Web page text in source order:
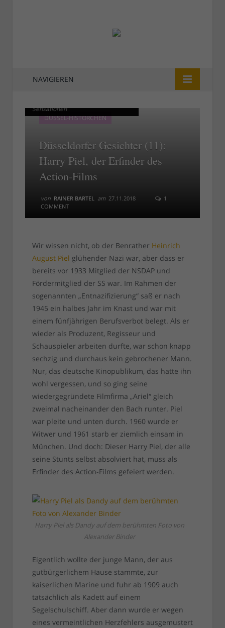
NAVIGIEREN
Sensationen
DÜSSEL-HISTÖRCHEN
Düsseldorfer Gesichter (11):
Harry Piel, der Erfinder des
Action-Films
von RAINER BARTEL am 27.11.2018
1
COMMENT
Sensationen
Wir wissen nicht, ob der Benrather Heinrich
August Piel glühender Nazi war, aber dass er
bereits vor 1933 Mitglied der NSDAP und
Fördermitglied der SS war. Im Rahmen der
sogenannten „Entnazifizierung“ saß er nach
1945 ein halbes Jahr im Knast und war mit
einem fünfjährigen Berufsverbot belegt. Als er
wieder als Produzent, Regisseur und
Schauspieler arbeiten durfte, war schon knapp
sechzig und durchaus kein gebrochener Mann.
Nur, das deutsche Kinopublikum, das hatte ihn
wohl vergessen, und so ging seine
wiedergegründete Filmfirma „Ariel“ gleich
zweimal nacheinander den Bach runter. Piel
war pleite und unten durch. 1960 wurde er
Witwer und 1961 starb er ziemlich einsam in
München. Und doch: Dieser Harry Piel, der alle
seine Stunts selbst absolviert hat, muss als
Erfinder des Action-Films gefeiert werden.
Harry Piel als Dandy auf dem berühmten Foto von
Alexander Binder
Eigentlich wollte der junge Mann, der aus
gutbürgerlichem Hause stammte, zur
kaiserlichen Marine und fuhr ab 1909 auch
tatsächlich als Kadett auf einem
Segelschulschiff. Aber dann wurde er wegen
eines vermeintlichen Herzfehlers ausgemustert